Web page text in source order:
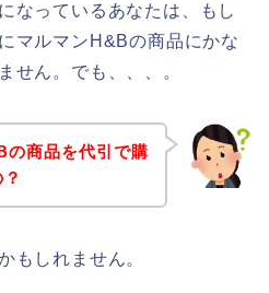
なっているあなたは、もし
マルマンH&Bの商品にかな
せん。でも、、、。
の商品を代引で購
もしれません。